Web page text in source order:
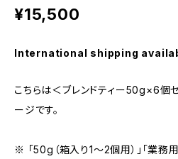
¥15,500
International shipping
こちらは＜ブレンドティー50g×6個
ージです。
※ 「50g（箱入り1〜2個用）」「業務